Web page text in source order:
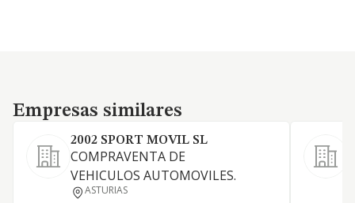
Empresas similares
Empresas similares
2002 SPORT MOVIL SL
COMPRAVENTA DE
VEHICULOS AUTOMOVILES.
ASTURIAS